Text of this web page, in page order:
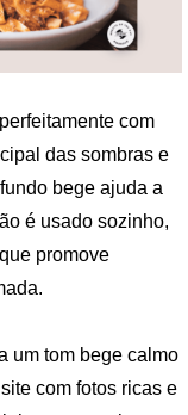
com
das sombras e
bege ajuda a
é usado sozinho,
promove
um tom bege calmo
com fotos ricas e